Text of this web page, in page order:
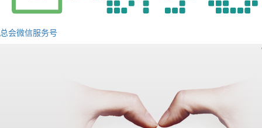
总会微信服务号